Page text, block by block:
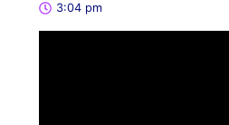
3:04 pm